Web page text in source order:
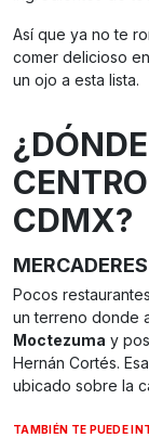
Así que ya no te
comer delicioso
un ojo a esta lista.
CDMX?
MERCADERES
Pocos
un terreno donde
Moctezuma y
Hernán Cortés.
ubicado sobre la
TAMBIÉN TE PUEDE